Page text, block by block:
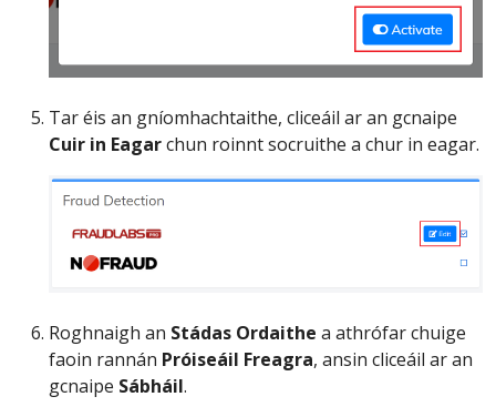
Tar éis an gníomhachtaithe, cliceáil ar an gcnaipe
Cuir in Eagarchun roinnt socruithe a chur in eagar.
Roghnaigh an Stádas Ordaithe a athrófar chuige
faoin rannán Próiseáil Freagra, ansin cliceáil ar an
gcnaipe Sábháil.